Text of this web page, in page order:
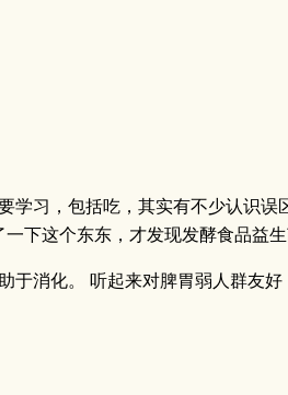
习，包括吃，其实有不少认识
下这个东东，才发现发酵食品益
消化。 听起来对脾胃弱人群友